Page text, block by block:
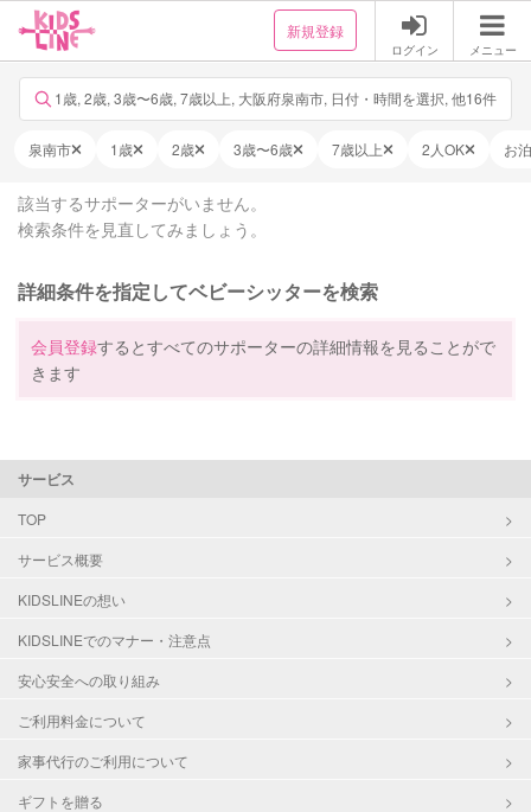
新規登録
ログイン メニュー
1歳, 2歳, 3歳〜6歳, 7歳以上, 大阪府泉南市, 日付・時間を選択, 他16件
泉南市 1歳 2歳 3歳〜6歳 7歳以上 2人OK お
該当するサポーターがいません。
検索条件を見直してみましょう。
詳細条件を指定してベビーシッターを検索
会員登録するとすべてのサポーターの詳細情報を見ることがで
きます
サービス
TOP
サービス概要
KIDSLINEの想い
KIDSLINEでのマナー・注意点
安心安全への取り組み
ご利用料金について
家事代行のご利用について
ギフトを贈る